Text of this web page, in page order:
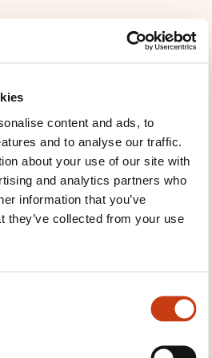
content and ads, to
and to analyse our traffic.
about your use of our site with
and analytics partners who
information that you’ve
they’ve collected from your use
du Kobido sur la peau et
avec des éponges.
du visage avec des
IMABARI.
base du massage Kobido.
du cou et des épaules
techniques de base.
du soin Kobido
METHODS ARE